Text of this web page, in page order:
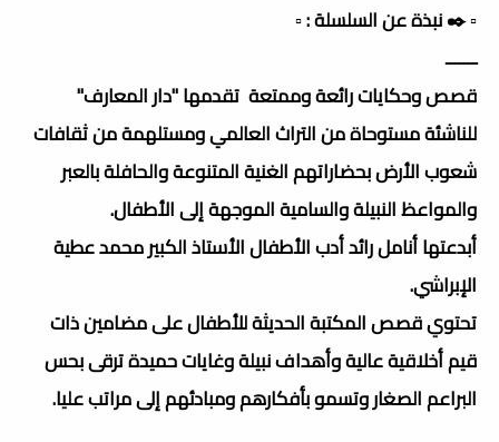
▫️ ✒️ نبذة عن السلسلة : ▫️
ـــــــ
قصص وحكايات رائعة وممتعة تقدمها "دار المعارف"
للناشئة مستوحاة من التراث العالمي ومستلهمة من ثقافات
شعوب الأرض بحضاراتهم الغنية المتنوعة والحافلة بالعبر
والمواعظ النبيلة والسامية الموجهة إلى الأطفال.
أبدعتها أنامل رائد أدب الأطفال الأستاذ الكبير محمد عطية
الإبراشي.
تحتوي قصص المكتبة الحديثة للأطفال على مضامين ذات
قيم أخلاقية عالية وأهداف نبيلة وغايات حميدة ترقى بحس
البراعم الصغار وتسمو بأفكارهم ومبادئهم إلى مراتب عليا.